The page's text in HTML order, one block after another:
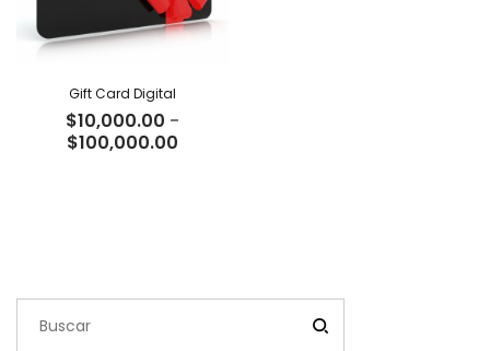
Gift Card Digital
$10,000.00 -
$100,000.00